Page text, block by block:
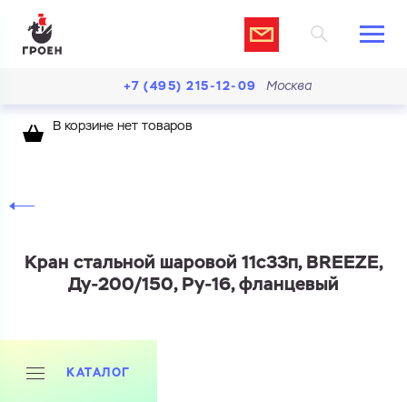
+7 (495) 215-12-09 Москва
В корзине нет товаров
Кран стальной шаровой 11с33п, BREEZE,
Ду-200/150, Ру-16, фланцевый
КАТАЛОГ